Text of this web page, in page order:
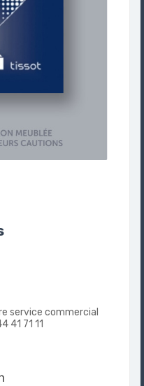
service commercial
41 71 11